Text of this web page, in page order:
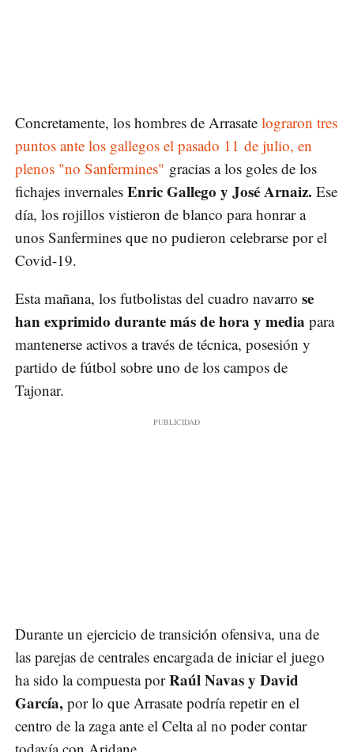
Concretamente, los hombres de Arrasate lograron tres
puntos ante los gallegos el pasado 11 de julio, en
plenos "no Sanfermines" gracias a los goles de los
fichajes invernales Enric Gallego y José Arnaiz. Ese
día, los rojillos vistieron de blanco para honrar a
unos Sanfermines que no pudieron celebrarse por el
Covid-19.
Esta mañana, los futbolistas del cuadro navarro se
han exprimido durante más de hora y media para
mantenerse activos a través de técnica, posesión y
partido de fútbol sobre uno de los campos de
Tajonar.
Durante un ejercicio de transición ofensiva, una de
las parejas de centrales encargada de iniciar el juego
ha sido la compuesta porRaúl Navas y David
García, por lo que Arrasate podría repetir en el
centro de la zaga ante el Celta al no poder contar